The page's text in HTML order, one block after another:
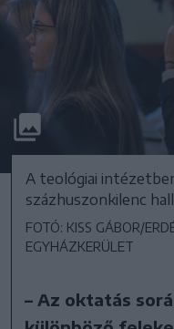
A teológiai
százhuszonkilenc
FOTÓ: KISS GÁBOR/
EGYHÁZKERÜLET
– Az oktatás